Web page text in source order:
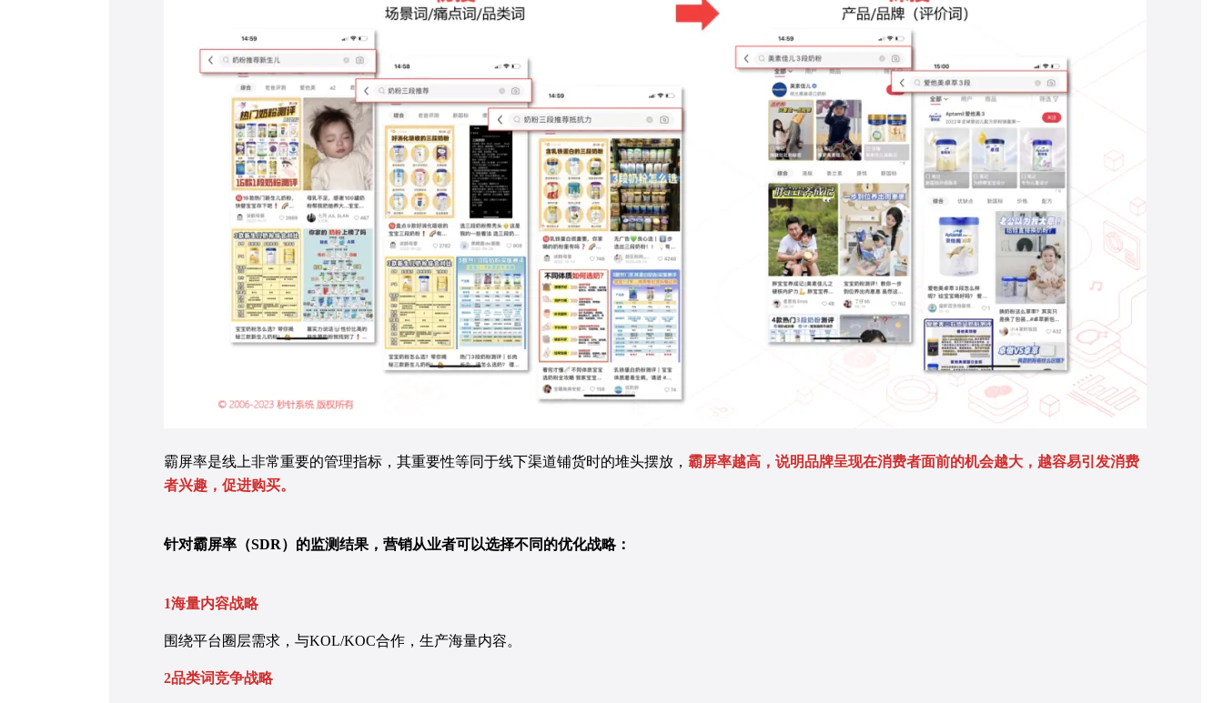
霸屏率是线上非常重要的管理指标，其重要性等同于线下渠道铺货时的堆头摆放， 霸屏率越高，说明品牌呈现在消费者面前的机会越大，越容易引发消费
者兴趣，促进购买。
针对霸屏率（SDR）的监测结果，营销从业者可以选择不同的优化战略：
1海量内容战略
围绕平台圈层需求，与KOL/KOC合作，生产海量内容。
2品类词竞争战略